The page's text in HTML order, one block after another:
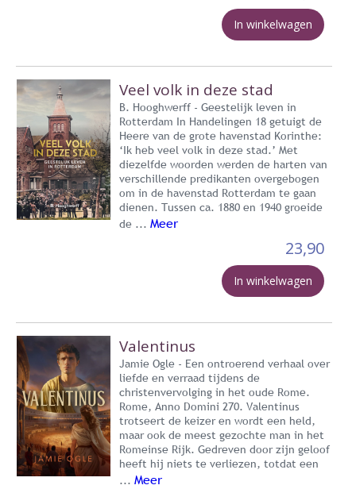
In winkelwagen
Veel volk in deze stad
B. Hooghwerff - Geestelijk leven in
Rotterdam In Handelingen 18 getuigt de
Heere van de grote havenstad Korinthe:
‘Ik heb veel volk in deze stad.’ Met
diezelfde woorden werden de harten van
verschillende predikanten overgebogen
om in de havenstad Rotterdam te gaan
dienen. Tussen ca. 1880 en 1940 groeide
de ... Meer
23,90
In winkelwagen
Valentinus
Jamie Ogle - Een ontroerend verhaal over
liefde en verraad tijdens de
christenvervolging in het oude Rome.
Rome, Anno Domini 270. Valentinus
trotseert de keizer en wordt een held,
maar ook de meest gezochte man in het
Romeinse Rijk. Gedreven door zijn geloof
heeft hij niets te verliezen, totdat een
... Meer